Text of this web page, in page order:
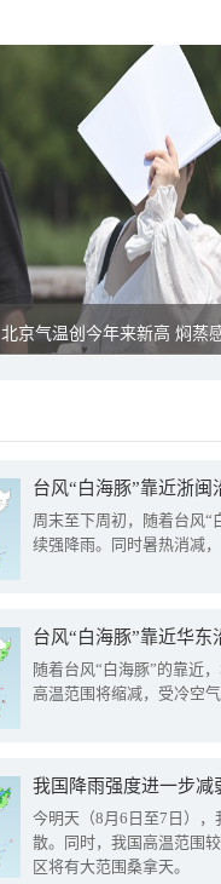
北京气温创今年来新高 焖蒸
台风“白海豚”靠近浙
周末至下周初，随着台风“
续强降雨。同时暑热消减
台风“白海豚”靠近华
随着台风“白海豚”的靠近
高温范围将缩减，受冷空
今明天（8月6日至7日）
散。同时，我国高温范围
区将有大范围桑拿天。